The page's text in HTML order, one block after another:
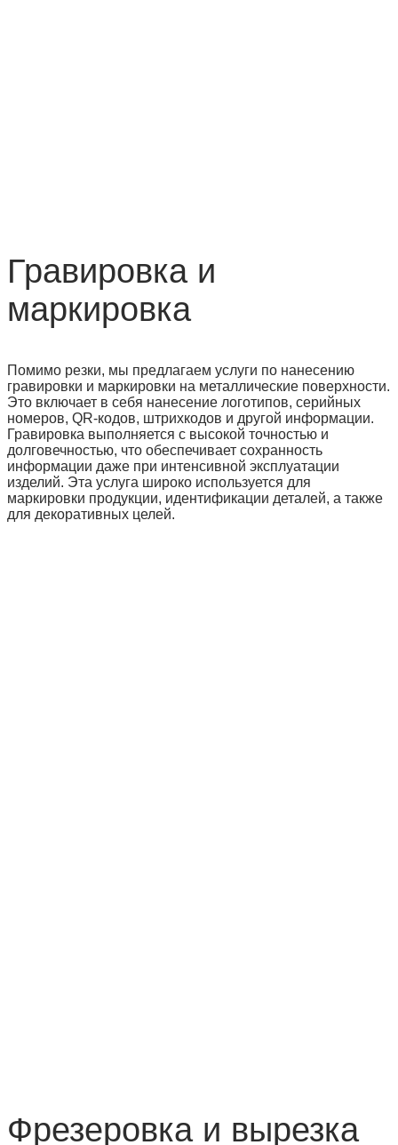
Гравировка и
маркировка
Помимо резки, мы предлагаем услуги по нанесению
гравировки и маркировки на металлические поверхности.
Это включает в себя нанесение логотипов, серийных
номеров, QR-кодов, штрихкодов и другой информации.
Гравировка выполняется с высокой точностью и
долговечностью, что обеспечивает сохранность
информации даже при интенсивной эксплуатации
изделий. Эта услуга широко используется для
маркировки продукции, идентификации деталей, а также
для декоративных целей.
Фрезеровка и вырезка